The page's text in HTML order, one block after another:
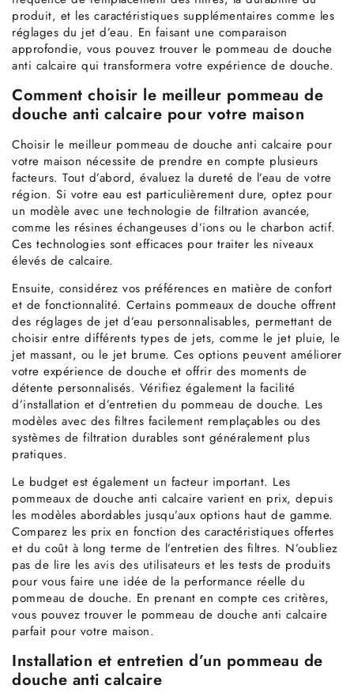
produit, et les caractéristiques supplémentaires comme les
réglages du jet d’eau. En faisant une comparaison
approfondie, vous pouvez trouver le pommeau de douche
anti calcaire qui transformera votre expérience de douche.
Comment choisir le meilleur pommeau de
douche anti calcaire pour votre maison
Choisir le meilleur pommeau de douche anti calcaire pour
votre maison nécessite de prendre en compte plusieurs
facteurs. Tout d’abord, évaluez la dureté de l’eau de votre
région. Si votre eau est particulièrement dure, optez pour
un modèle avec une technologie de filtration avancée,
comme les résines échangeuses d’ions ou le charbon actif.
Ces technologies sont efficaces pour traiter les niveaux
élevés de calcaire.
Ensuite, considérez vos préférences en matière de confort
et de fonctionnalité. Certains pommeaux de douche offrent
des réglages de jet d’eau personnalisables, permettant de
choisir entre différents types de jets, comme le jet pluie, le
jet massant, ou le jet brume. Ces options peuvent améliorer
votre expérience de douche et offrir des moments de
détente personnalisés. Vérifiez également la facilité
d’installation et d’entretien du pommeau de douche. Les
modèles avec des filtres facilement remplaçables ou des
systèmes de filtration durables sont généralement plus
pratiques.
Le budget est également un facteur important. Les
pommeaux de douche anti calcaire varient en prix, depuis
les modèles abordables jusqu’aux options haut de gamme.
Comparez les prix en fonction des caractéristiques offertes
et du coût à long terme de l’entretien des filtres. N’oubliez
pas de lire les avis des utilisateurs et les tests de produits
pour vous faire une idée de la performance réelle du
pommeau de douche. En prenant en compte ces critères,
vous pouvez trouver le pommeau de douche anti calcaire
parfait pour votre maison.
Installation et entretien d’un pommeau de
douche anti calcaire